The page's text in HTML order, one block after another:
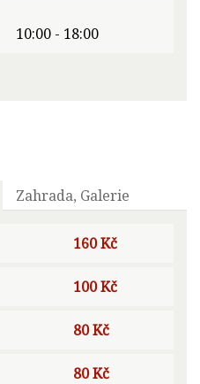
10:00 - 18:00
Zahrada, Galerie
160 Kč
100 Kč
80 Kč
80 Kč